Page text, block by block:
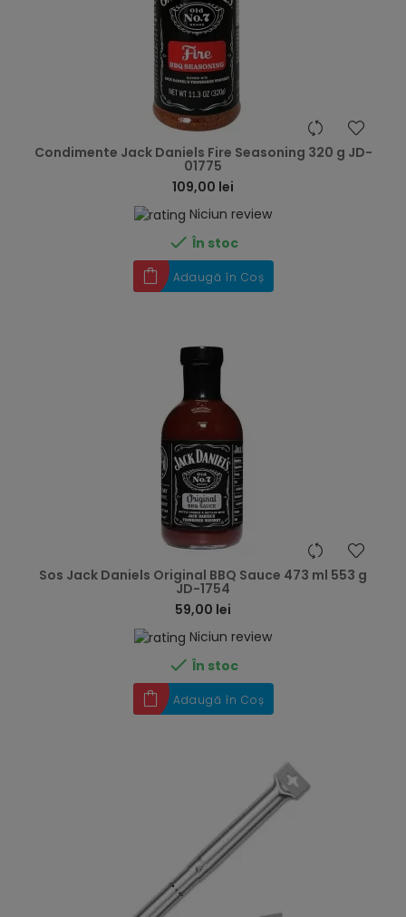
Condimente Jack Daniels Fire Seasoning 320 g JD-
01775
109,00 lei
Niciun review
 În stoc
Adaugă în Coș
Sos Jack Daniels Original BBQ Sauce 473 ml 553 g
JD-1754
59,00 lei
Niciun review
 În stoc
Adaugă în Coș